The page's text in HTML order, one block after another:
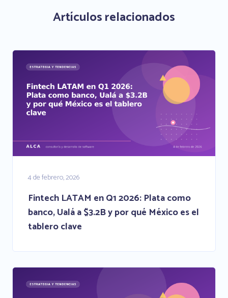
Artículos relacionados
4 de febrero, 2026
Fintech LATAM en Q1 2026: Plata como
banco, Ualá a $3.2B y por qué México es el
tablero clave